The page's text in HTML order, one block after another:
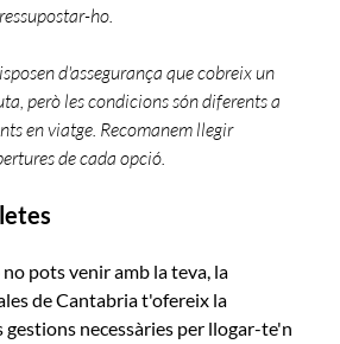
ho.
d'assegurança que cobreix un
però les condicions són diferents a
en viatge. Recomanem llegir
de cada opció.
pots venir amb la teva, la
de Cantabria t'ofereix la
necessàries per llogar-te'n